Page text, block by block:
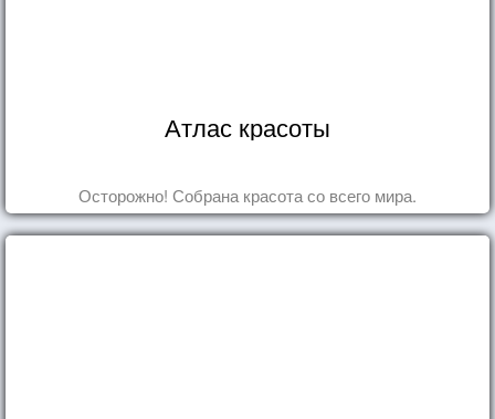
Атлас красоты
Осторожно! Собрана красота со всего мира.